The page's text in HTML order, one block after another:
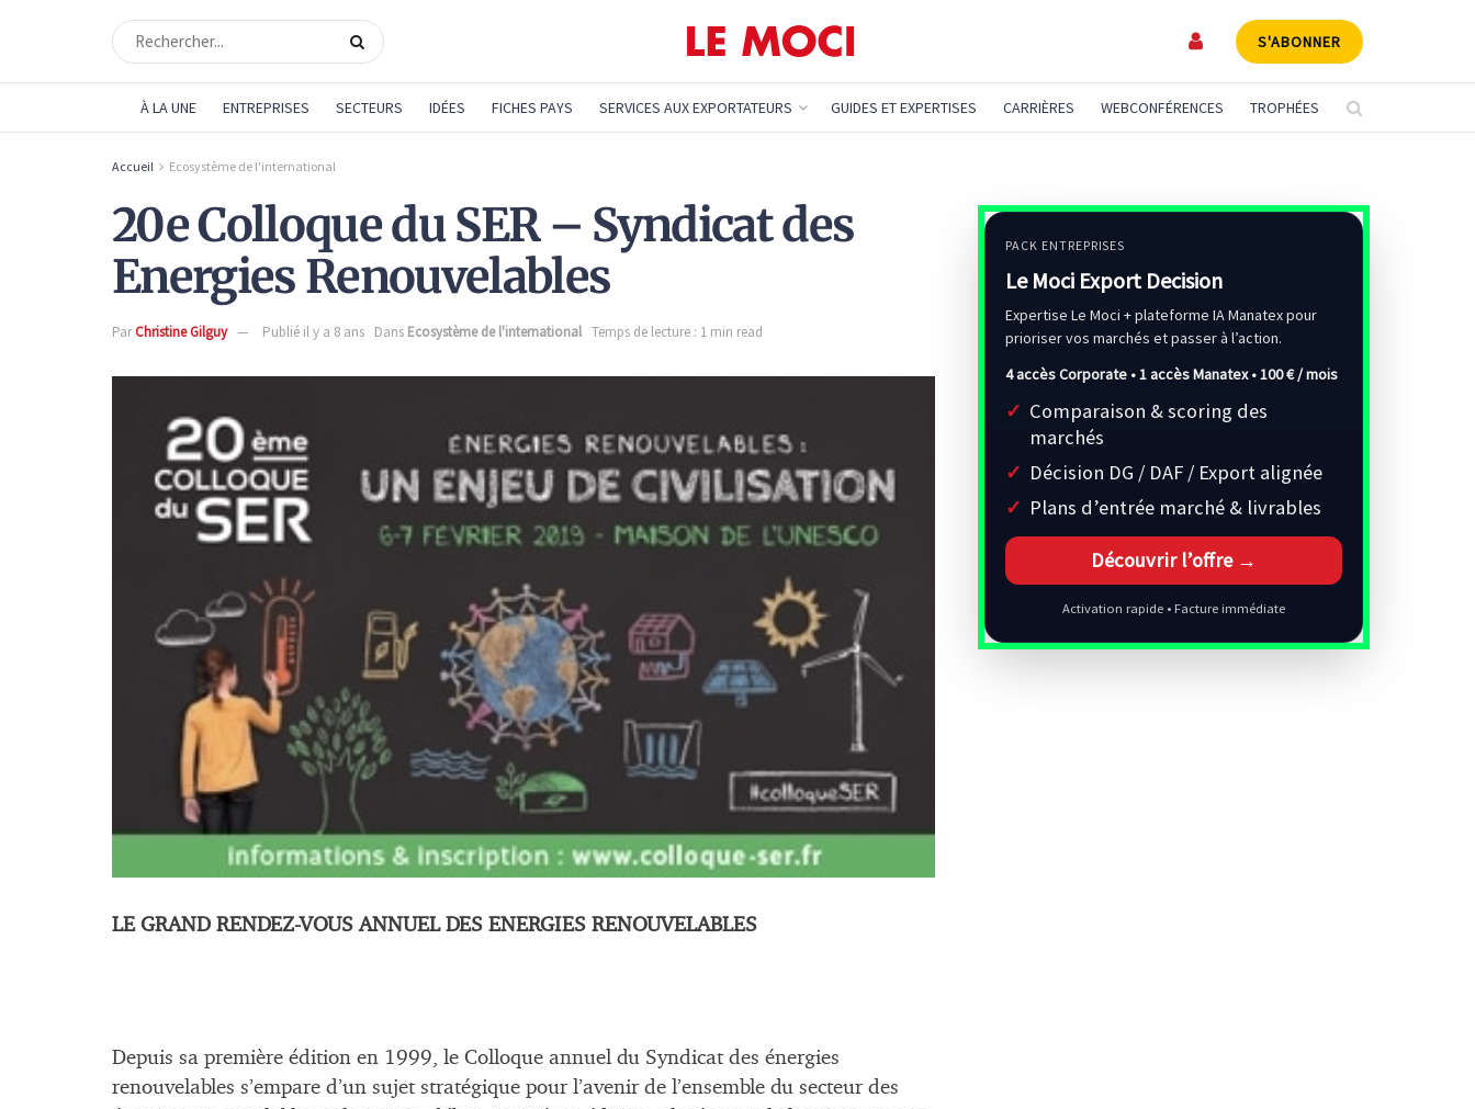
S'ABONNER
À LA UNE ENTREPRISES SECTEURS IDÉES FICHES PAYS SERVICES AUX EXPORTATEURS GUIDES ET EXPERTISES CARRIÈRES WEBCONFÉRENCES TROPHÉES
Accueil Ecosystème de l'international
20e Colloque du SER – Syndicat des
Energies Renouvelables
ParChristine Gilguy Publié il y a 8 ans Dans Ecosystème de l'international Temps de lecture : 1 min read
LE GRAND RENDEZ-VOUS ANNUEL DES ENERGIES RENOUVELABLES
Depuis sa première édition en 1999, le Colloque annuel du Syndicat des énergies
renouvelables s’empare d’un sujet stratégique pour l’avenir de l’ensemble du secteur des
PACK ENTREPRISES
Le Moci Export Decision
Expertise Le Moci + plateforme IA Manatex pour
prioriser vos marchés et passer à l’action.
4 accès Corporate • 1 accès Manatex •100 € / mois
Comparaison & scoring des
marchés
Décision DG / DAF / Export alignée
Plans d’entrée marché & livrables
Découvrir l’offre →
Activation rapide • Facture immédiate